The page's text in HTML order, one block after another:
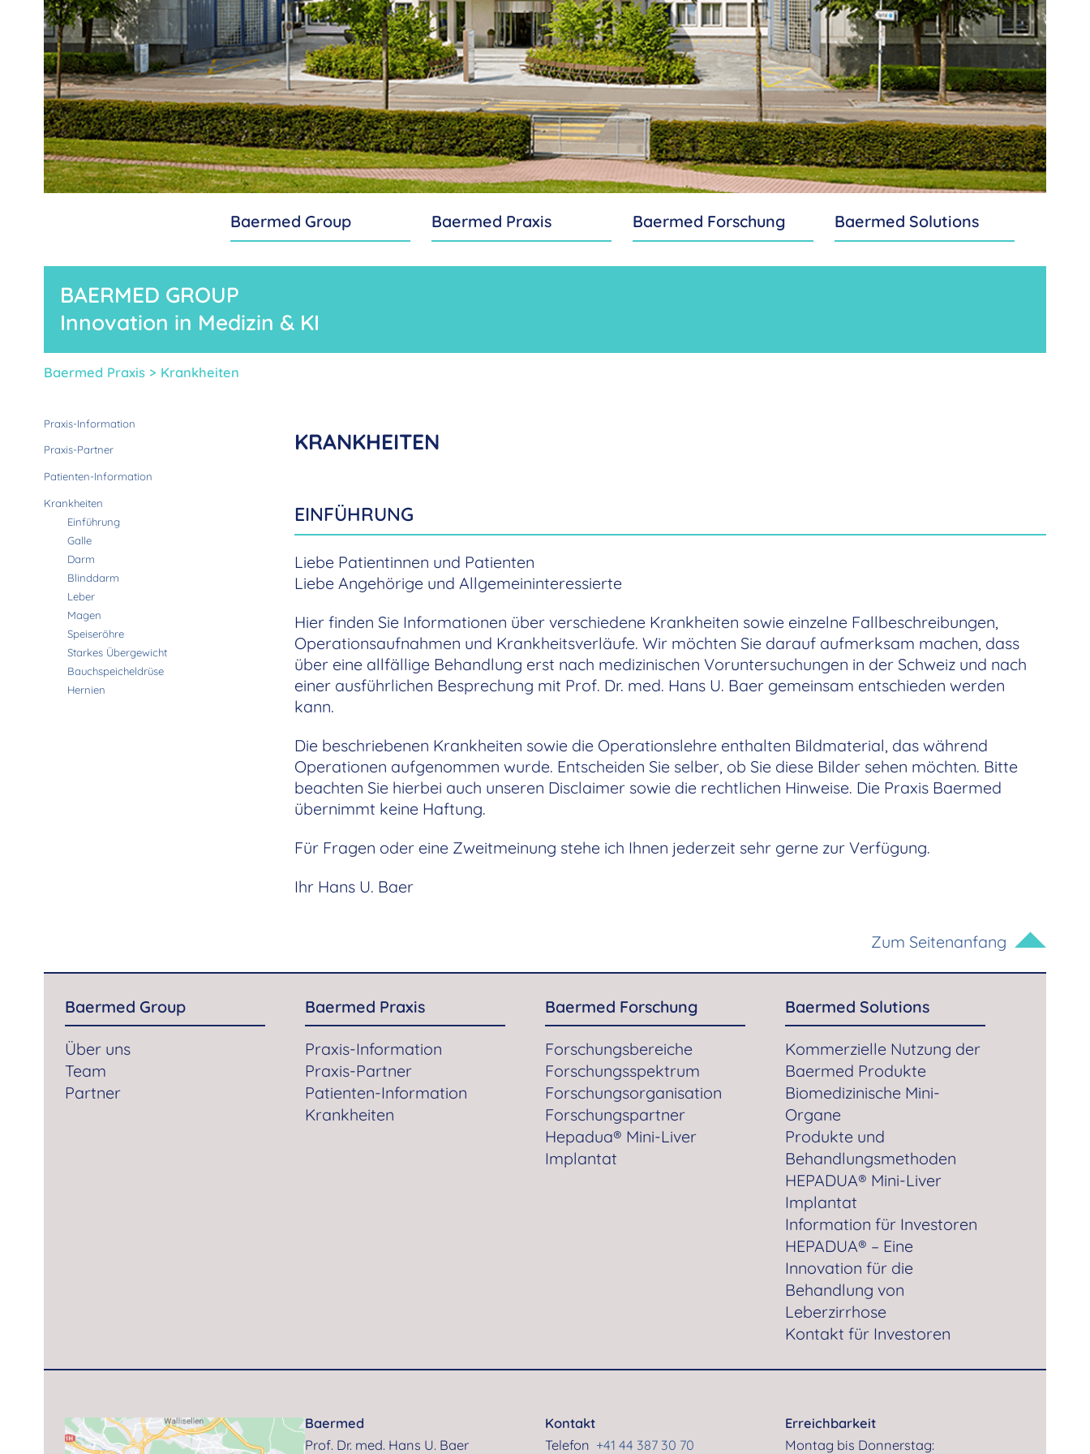
Baermed Group Baermed Praxis Baermed Forschung Baermed Solutions
BAERMED GROUP
Innovation in Medizin & KI
Baermed Praxis> Krankheiten
Praxis-Information
Praxis-Partner
Patienten-Information
Krankheiten
Einführung
Galle
Darm
Blinddarm
Leber
Magen
Speiseröhre
Starkes Übergewicht
Bauchspeicheldrüse
Hernien
KRANKHEITEN
EINFÜHRUNG
Liebe Patientinnen und Patienten
Liebe Angehörige und Allgemeininteressierte
Hier finden Sie Informationen über verschiedene Krankheiten sowie einzelne Fallbeschreibungen,
Operationsaufnahmen und Krankheitsverläufe. Wir möchten Sie darauf aufmerksam machen, dass
über eine allfällige Behandlung erst nach medizinischen Voruntersuchungen in der Schweiz und nach
einer ausführlichen Besprechung mit Prof. Dr. med. Hans U. Baer gemeinsam entschieden werden
kann.
Die beschriebenen Krankheiten sowie die Operationslehre enthalten Bildmaterial, das während
Operationen aufgenommen wurde. Entscheiden Sie selber, ob Sie diese Bilder sehen möchten. Bitte
beachten Sie hierbei auch unseren Disclaimer sowie die rechtlichen Hinweise. Die Praxis Baermed
übernimmt keine Haftung.
Für Fragen oder eine Zweitmeinung stehe ich Ihnen jederzeit sehr gerne zur Verfügung.
Ihr Hans U. Baer
Zum Seitenanfang
Baermed Group
Über uns
Team
Partner
Baermed Praxis
Praxis-Information
Praxis-Partner
Patienten-Information
Krankheiten
Baermed Forschung
Forschungsbereiche
Forschungsspektrum
Forschungsorganisation
Forschungspartner
Hepadua® Mini-Liver
Implantat
Baermed Solutions
Kommerzielle Nutzung der
Baermed Produkte
Biomedizinische Mini-
Organe
Produkte und
Behandlungsmethoden
HEPADUA® Mini-Liver
Implantat
Information für Investoren
HEPADUA® – Eine
Innovation für die
Behandlung von
Leberzirrhose
Kontakt für Investoren
Baermed
Prof. Dr. med. Hans U. Baer
Kontakt
Telefon +41 44 387 30 70
Erreichbarkeit
Montag bis Donnerstag: